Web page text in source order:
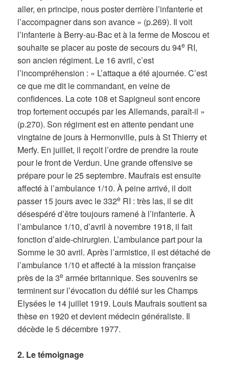
aller, en principe, nous poster derrière l’infanterie et
l’accompagner dans son avance » (p.269). Il voit
l’infanterie à Berry-au-Bac et à la ferme de Moscou et
souhaite se placer au poste de secours du 94e RI,
son ancien régiment. Le 16 avril, c’est
l’incompréhension : « L’attaque a été ajournée. C’est
ce que me dit le commandant, en veine de
confidences. La cote 108 et Sapigneul sont encore
trop fortement occupés par les Allemands, paraît-il »
(p.270). Son régiment est en attente pendant une
vingtaine de jours à Hermonville, puis à St Thierry et
Merfy. En juillet, il reçoit l’ordre de prendre la route
pour le front de Verdun. Une grande offensive se
prépare pour le 25 septembre. Maufrais est ensuite
affecté à l’ambulance 1/10. À peine arrivé, il doit
passer 15 jours avec le 332e RI : très las, il se dit
désespéré d’être toujours ramené à l’infanterie. À
l’ambulance 1/10, d’avril à novembre 1918, il fait
fonction d’aide-chirurgien. L’ambulance part pour la
Somme le 30 avril. Après l’armistice, il est détaché de
l’ambulance 1/10 et affecté à la mission française
près de la 3e armée britannique. Ses souvenirs se
terminent sur l’évocation du défilé sur les Champs
Elysées le 14 juillet 1919. Louis Maufrais soutient sa
thèse en 1920 et devient médecin généraliste. Il
décède le 5 décembre 1977.
2. Le témoignage